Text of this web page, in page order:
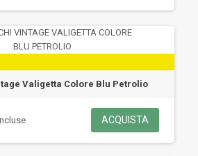
Valigetta Colore Blu Petrolio
ACQUISTA